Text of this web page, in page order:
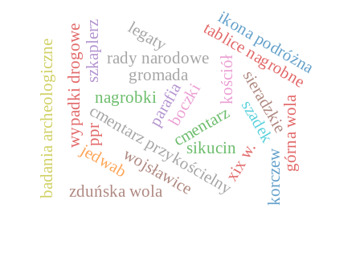
szadek
cmentarz
kościół
parafia
cmentarz przykościelny
nagrobki
tablice nagrobne
boczki sieradzkie
sikucin
gromada
rady narodowe
górna wola
wypadki drogowe
wojsławice
legaty
xix w.
ikona podróżna
szkaplerz
jedwab
badania archeologiczne korczew
zduńska wola
ppr